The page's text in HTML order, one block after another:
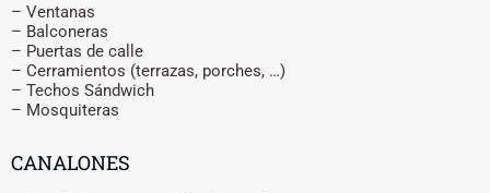
– Ventanas
– Balconeras
– Puertas de calle
– Cerramientos (terrazas, porches, …)
– Techos Sándwich
– Mosquiteras
CANALONES